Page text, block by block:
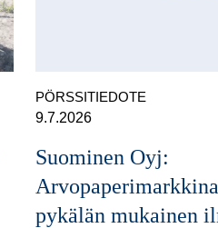
PÖRSSITIEDOTE
9.7.2026
Suominen Oyj:
pykälän mukainen